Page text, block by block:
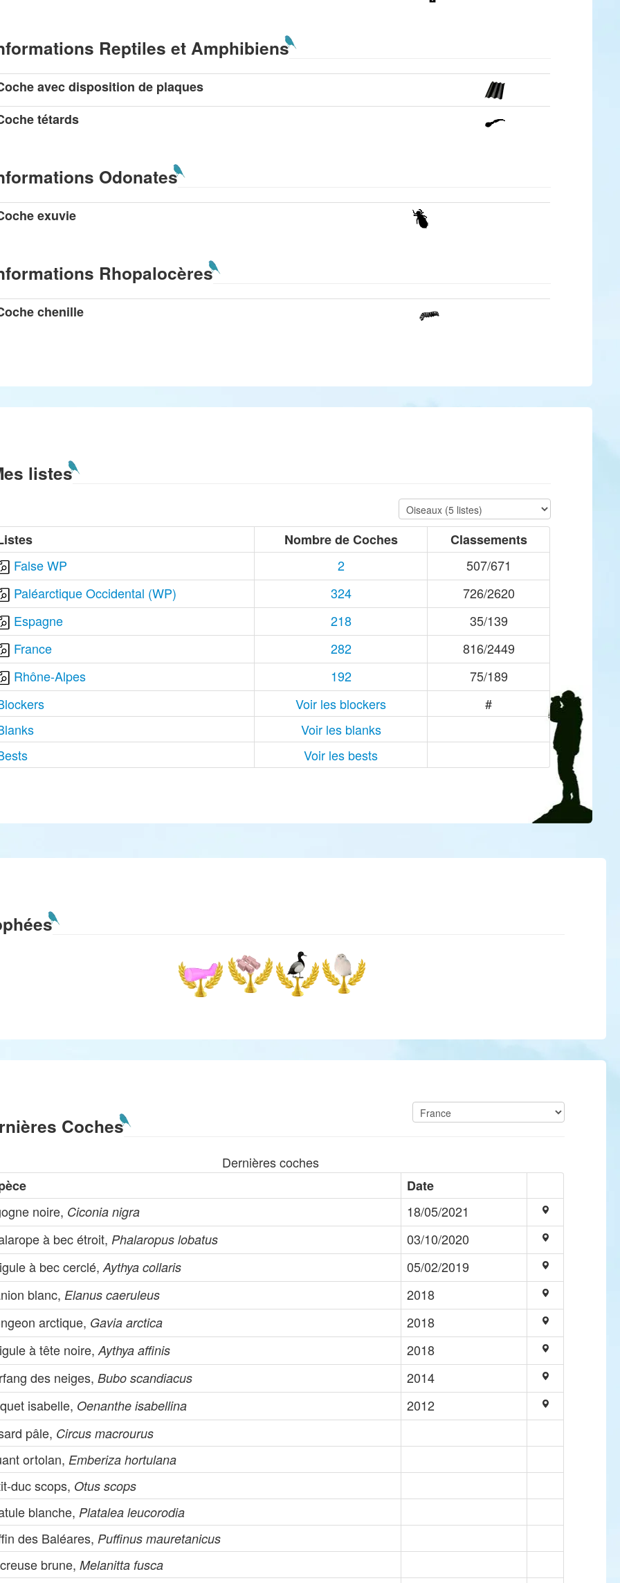
Reptiles et Amphibiens
avec disposition de plaques
tétards
Odonates
exuvie
Rhopalocères
chenille
listes
Nombre de Coches
Classements
False WP
2
507/671
Paléarctique Occidental (WP)
324
726/2620
Espagne
218
35/139
France
282
816/2449
Rhône-Alpes
192
75/189
Voir les blockers
#
Voir les blanks
Voir les bests
Coches
Dernières coches
Date
noire, Ciconia nigra
18/05/2021
à bec étroit, Phalaropus lobatus
03/10/2020
à bec cerclé,Aythya collaris
05/02/2019
blanc, Elanus caeruleus
2018
arctique, Gavia arctica
2018
à tête noire,Aythya affinis
2018
des neiges,Bubo scandiacus
2014
isabelle, Oenanthe isabellina
2012
pâle, Circus macrourus
ortolan, Emberiza hortulana
duc scops, Otus scops
blanche, Platalea leucorodia
des Baléares, Puffinus mauretanicus
brune,Melanitta fusca